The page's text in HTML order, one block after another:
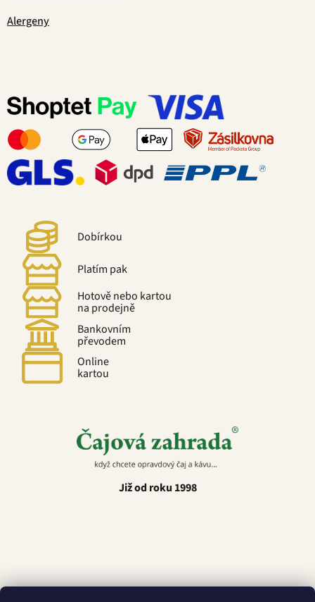
Alergeny
Dobírkou
Platím pak
Hotově nebo kartou
na prodejně
Bankovním
převodem
Online
kartou
Již od roku 1998